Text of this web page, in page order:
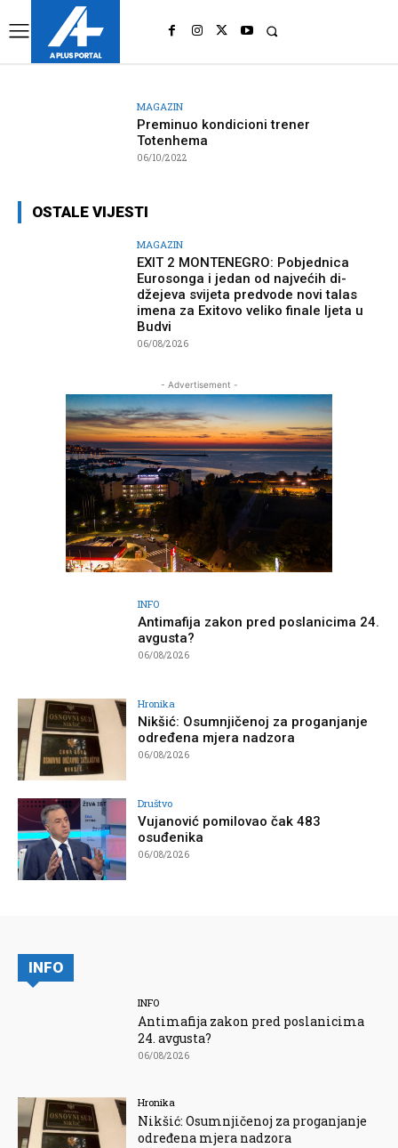
MAGAZIN
Preminuo kondicioni trener
Totenhema
06/10/2022
OSTALE VIJESTI
MAGAZIN
EXIT 2 MONTENEGRO: Pobjednica
Eurosonga i jedan od najvećih di-
džejeva svijeta predvode novi talas
imena za Exitovo veliko finale ljeta u
Budvi
06/08/2026
- Advertisement -
INFO
Antimafija zakon pred poslanicima 24.
avgusta?
06/08/2026
Hronika
Nikšić: Osumnjičenoj za proganjanje
određena mjera nadzora
06/08/2026
Društvo
Vujanović pomilovao čak 483
osuđenika
06/08/2026
INFO
INFO
Antimafija zakon pred poslanicima
24. avgusta?
06/08/2026
Hronika
Nikšić: Osumnjičenoj za proganjanje
određena mjera nadzora